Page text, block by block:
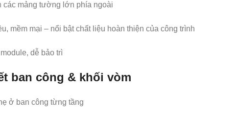
các mảng tường lớn phía ngoài
mềm mại – nổi bật chất liệu hoàn thiện của công trình
dễ bảo trì
ban công & khối vòm
ở ban công từng tầng